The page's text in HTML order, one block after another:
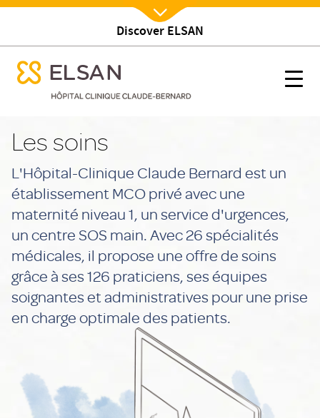
contenu
principal
Discover ELSAN
Soins
menu mobile
Nx:Afficher menu
menu mobile
Les soins
L'Hôpital-Clinique Claude Bernard est un
établissement MCO privé avec une
maternité niveau 1, un service d'urgences,
un centre SOS main. Avec 26 spécialités
médicales, il propose une offre de soins
grâce à ses 126 praticiens, ses équipes
soignantes et administratives pour une prise
en charge optimale des patients.